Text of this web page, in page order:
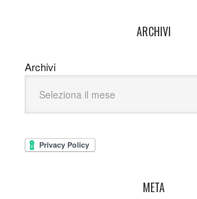
ARCHIVI
Archivi
META